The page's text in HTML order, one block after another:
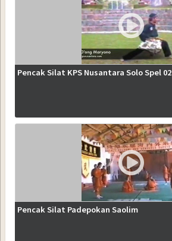
Pencak Silat KPS Nusantara Solo Spel 02
Pencak Silat Padepokan Saolim